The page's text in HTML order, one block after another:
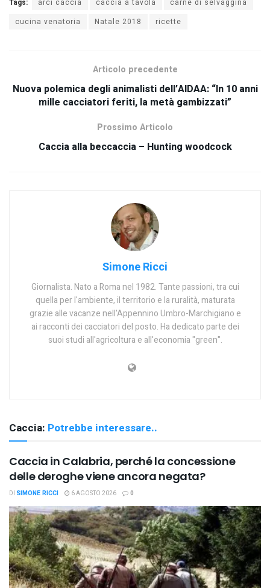
Tags: arci caccia caccia a tavola
carne di selvaggina
cucina venatoria
Natale 2018 ricette
Articolo precedente
Nuova polemica degli animalisti dell’AIDAA: “In 10 anni
mille cacciatori feriti, la metà gambizzati”
Prossimo Articolo
Caccia alla beccaccia – Hunting woodcock
Simone Ricci
Giornalista. Nato a Roma nel 1982. Tante passioni, tra cui
quella per l'ambiente, il territorio e la ruralità, maturata
grazie alle vacanze nell'Appennino Umbro-Marchigiano e
ai racconti dei cacciatori del posto. Ha dedicato parte dei
suoi studi all'agricoltura e all'economia "green".
Caccia: Potrebbe interessare..
Caccia in Calabria, perché la concessione
delle deroghe viene ancora negata?
DI SIMONE RICCI 6 AGOSTO 2026 0